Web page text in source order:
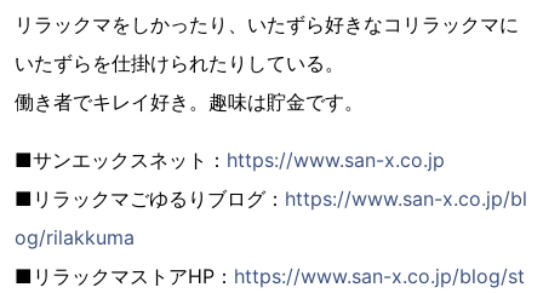
リラックマをしかったり、いたずら好きなコリラックマに
いたずらを仕掛けられたりしている。
働き者でキレイ好き。趣味は貯金です。
■サンエックスネット： https://www.san-x.co.jp
■リラックマごゆるりブログ： https://www.san-x.co.jp/bl
og/rilakkuma
■リラックマストアHP： https://www.san-x.co.jp/blog/st